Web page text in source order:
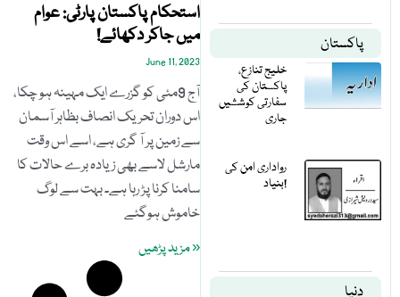
پاکستان
خلیج تنازع،
پاکستان کی
سفارتی کوششیں
جاری
رواداری امن کی
بنیاد!
استحکام پاکستان پارٹی: عوام
میں جاکر دکھائے!
June 11, 2023
آج 9مئی کو گزرے ایک مہینہ ہو چکا،
اس دوران تحریک انصاف بظاہر آسمان
سے زمین پر آ گری ہے، اسے اس وقت
مارشل لاسے بھی زیادہ برے حالات کا
سامنا کرنا پڑ رہا ہے۔ بہت سے لوگ
خاموش ہوگئے
« مزید پڑھیں